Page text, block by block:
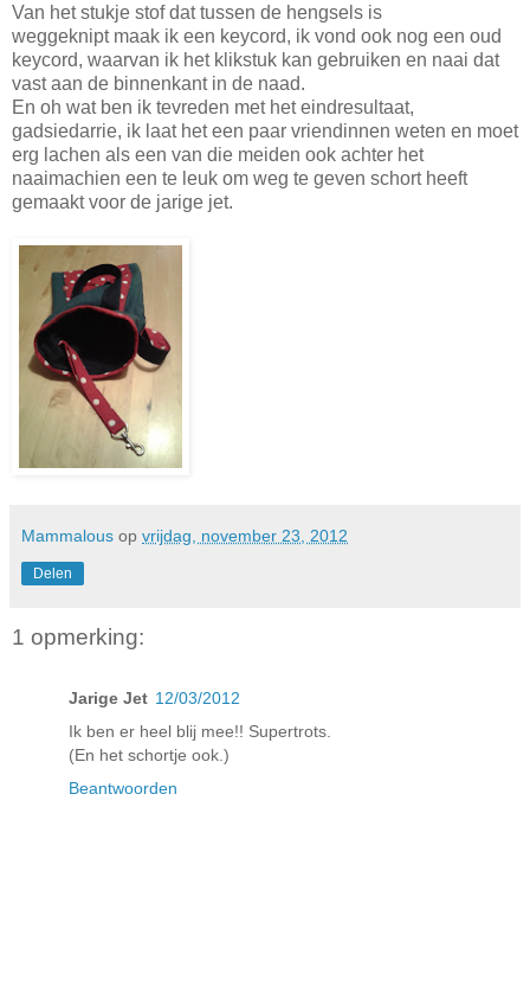
Van het stukje stof dat tussen de hengsels is
weggeknipt maak ik een keycord, ik vond ook nog een oud
keycord, waarvan ik het klikstuk kan gebruiken en naai dat
vast aan de binnenkant in de naad.
En oh wat ben ik tevreden met het eindresultaat,
gadsiedarrie, ik laat het een paar vriendinnen weten en moet
erg lachen als een van die meiden ook achter het
naaimachien een te leuk om weg te geven schort heeft
gemaakt voor de jarige jet.
Mammalous op vrijdag, november 23, 2012
Delen
1 opmerking:
Jarige Jet 12/03/2012
Ik ben er heel blij mee!! Supertrots.
(En het schortje ook.)
Beantwoorden